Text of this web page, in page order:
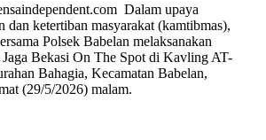
Dalam upaya
dan ketertiban masyarakat (kamtibmas),
Polsek Babelan melaksanakan
Bekasi On The Spot di Kavling AT-
Bahagia, Kecamatan Babelan,
(29/5/2026) malam.